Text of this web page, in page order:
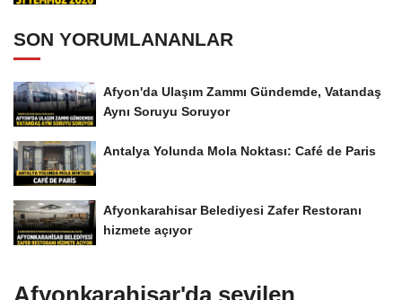
SON YORUMLANANLAR
Afyon'da Ulaşım Zammı Gündemde, Vatandaş
Aynı Soruyu Soruyor
Antalya Yolunda Mola Noktası: Café de Paris
Afyonkarahisar Belediyesi Zafer Restoranı
hizmete açıyor
Afyonkarahisar'da sevilen